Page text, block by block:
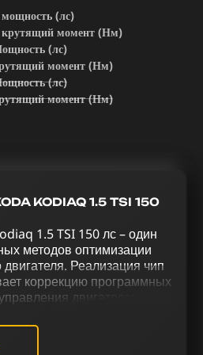
мощность (лс)
крутящий момент (Нм)
(лс)
момент (Нм)
(лс)
момент (Нм)
KODIAQ 1.5 TSI 150
1.5 TSI 150 лс – один
методов оптимизации
Реализация чип
коррекцию программных
двигателем для
Skoda Kodiaq 1.5 TSI 150
чип тюнинг (stage 1 и